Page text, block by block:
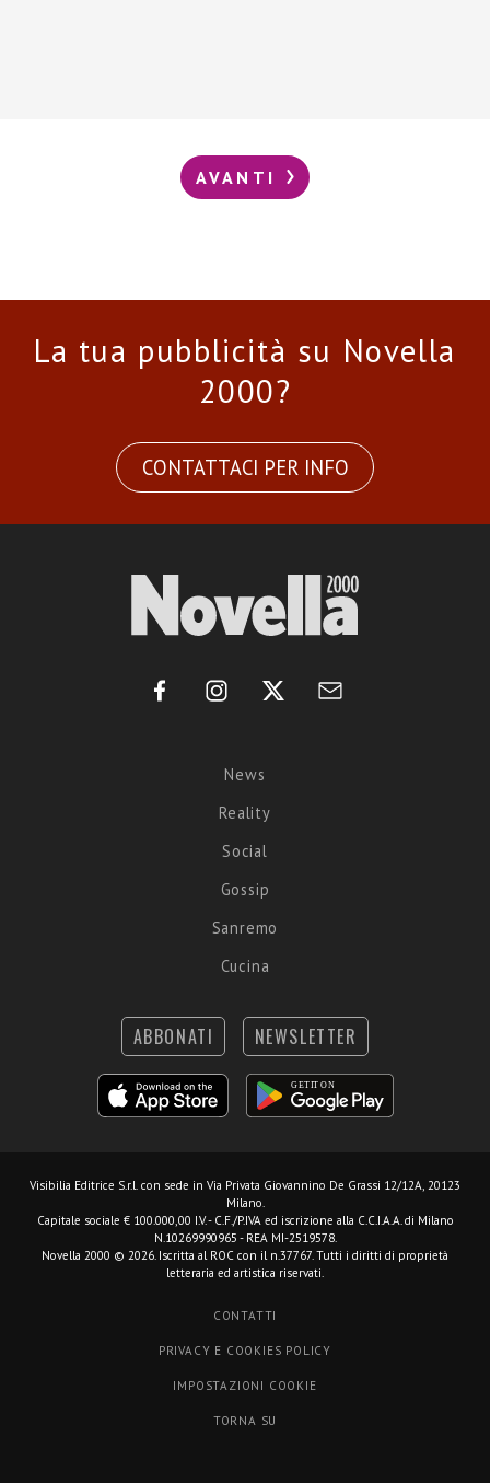
AVANTI
La tua pubblicità su Novella
2000?
CONTATTACI PER INFO
News
Reality
Social
Gossip
Sanremo
Cucina
ABBONATI NEWSLETTER
Visibilia Editrice S.r.l. con sede in Via Privata Giovannino De Grassi 12/12A, 20123
Milano.
Capitale sociale € 100.000,00 I.V. - C.F./P.IVA ed iscrizione alla C.C.I.A.A. di Milano
N.10269990965 - REA MI-2519578.
Novella 2000 © 2026. Iscritta al ROC con il n.37767. Tutti i diritti di proprietà
letteraria ed artistica riservati.
CONTATTI
PRIVACY E COOKIES POLICY
IMPOSTAZIONI COOKIE
TORNA SU